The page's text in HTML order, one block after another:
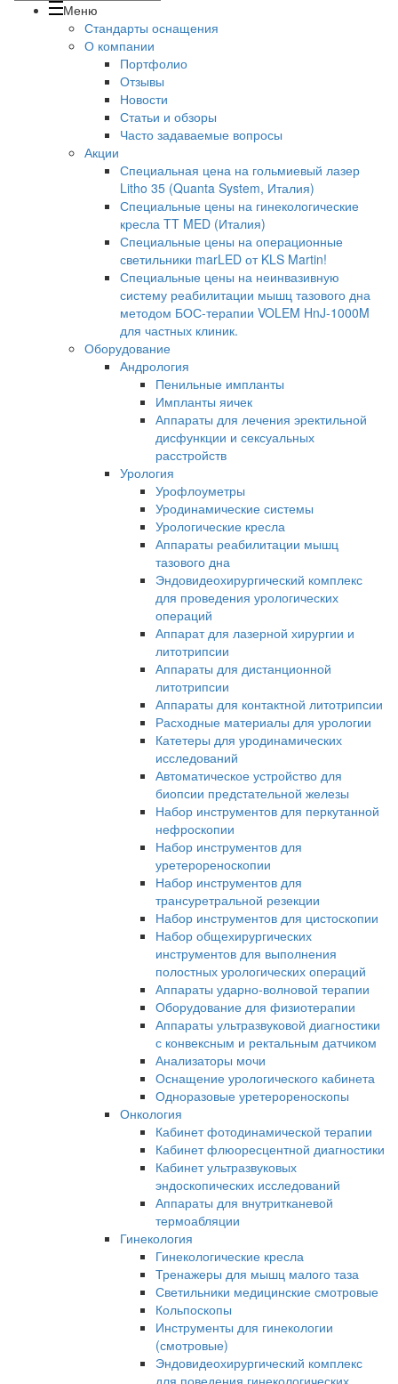
Меню
Стандарты оснащения
О компании
Портфолио
Отзывы
Новости
Статьи и обзоры
Часто задаваемые вопросы
Акции
Специальная цена на гольмиевый лазер
Litho 35 (Quanta System, Италия)
Специальные цены на гинекологические
кресла TT MED (Италия)
Специальные цены на операционные
светильники marLED от KLS Martin!
Специальные цены на неинвазивную
систему реабилитации мышц тазового дна
методом БОС-терапии VOLEM HnJ-1000M
для частных клиник.
Оборудование
Андрология
Пенильные импланты
Импланты яичек
Аппараты для лечения эректильной
дисфункции и сексуальных
расстройств
Урология
Урофлоуметры
Уродинамические системы
Урологические кресла
Аппараты реабилитации мышц
тазового дна
Эндовидеохирургический комплекс
для проведения урологических
операций
Аппарат для лазерной хирургии и
литотрипсии
Аппараты для дистанционной
литотрипсии
Аппараты для контактной литотрипсии
Расходные материалы для урологии
Катетеры для уродинамических
исследований
Автоматическое устройство для
биопсии предстательной железы
Набор инструментов для перкутанной
нефроскопии
Набор инструментов для
уретерореноскопии
Набор инструментов для
трансуретральной резекции
Набор инструментов для цистоскопии
Набор общехирургических
инструментов для выполнения
полостных урологических операций
Аппараты ударно-волновой терапии
Оборудование для физиотерапии
Аппараты ультразвуковой диагностики
с конвексным и ректальным датчиком
Анализаторы мочи
Оснащение урологического кабинета
Одноразовые уретерореноскопы
Онкология
Кабинет фотодинамической терапии
Кабинет флюоресцентной диагностики
Кабинет ультразвуковых
эндоскопических исследований
Аппараты для внутритканевой
термоабляции
Гинекология
Гинекологические кресла
Тренажеры для мышц малого таза
Светильники медицинские смотровые
Кольпоскопы
Инструменты для гинекологии
(смотровые)
Эндовидеохирургический комплекс